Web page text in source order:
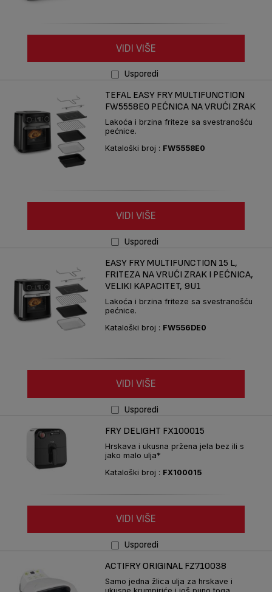
VIDI VIŠE
Usporedi
TEFAL EASY FRY MULTIFUNCTION
FW5558E0 PEĆNICA NA VRUĆI ZRAK
Lakoća i brzina friteze sa svestranošću
pećnice.
Kataloški broj : FW5558E0
VIDI VIŠE
Usporedi
EASY FRY MULTIFUNCTION 15 L,
FRITEZA NA VRUĆI ZRAK I PEĆNICA,
VELIKI KAPACITET, 9U1
Lakoća i brzina friteze sa svestranošću
pećnice.
Kataloški broj : FW556DE0
VIDI VIŠE
Usporedi
FRY DELIGHT FX100015
Hrskava i ukusna pržena jela bez ili s
jako malo ulja*
Kataloški broj : FX100015
VIDI VIŠE
Usporedi
ACTIFRY ORIGINAL FZ710038
Samo jedna žlica ulja za hrskave i